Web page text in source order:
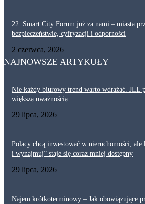
22. Smart City Forum już za nami – miasta
bezpieczeństwie, cyfryzacji i odporności
2 czerwca, 2026
NAJNOWSZE ARTYKUŁY
Nie każdy biurowy trend warto wdrażać. JLL
większą uważnością
29 lipca, 2026
Polacy chcą inwestować w nieruchomości, ale
i wynajmuj” staje się coraz mniej dostępny
29 lipca, 2026
Najem krótkoterminowy – Jak obowiązujące